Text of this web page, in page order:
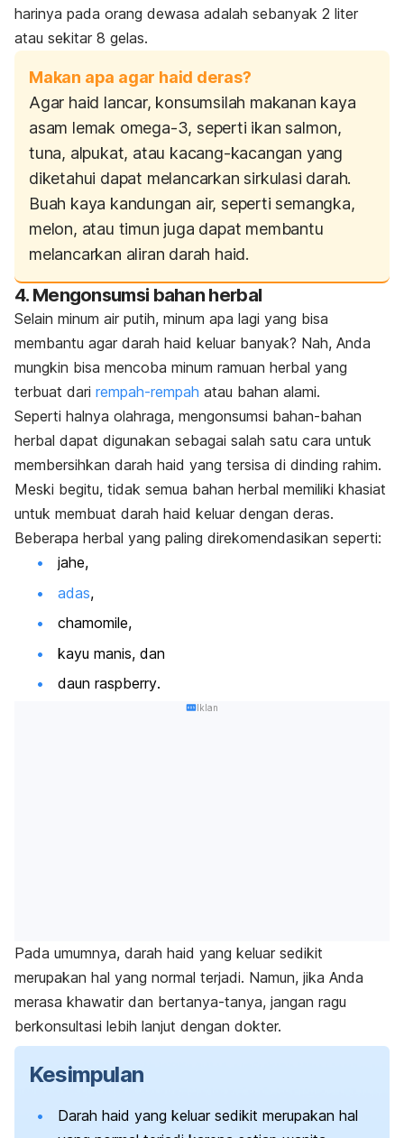
harinya pada orang dewasa adalah sebanyak 2 liter
atau sekitar 8 gelas.
Makan apa agar haid deras?
Agar haid lancar, konsumsilah makanan kaya
asam lemak omega-3, seperti ikan salmon,
tuna, alpukat, atau kacang-kacangan yang
diketahui dapat melancarkan sirkulasi darah.
Buah kaya kandungan air, seperti semangka,
melon, atau timun juga dapat membantu
melancarkan aliran darah haid.
4. Mengonsumsi bahan herbal
Selain minum air putih, minum apa lagi yang bisa
membantu agar darah haid keluar banyak? Nah, Anda
mungkin bisa mencoba minum ramuan herbal yang
terbuat dari rempah-rempah atau bahan alami.
Seperti halnya olahraga, mengonsumsi bahan-bahan
herbal dapat digunakan sebagai salah satu cara untuk
membersihkan darah haid yang tersisa di dinding rahim.
Meski begitu, tidak semua bahan herbal memiliki khasiat
untuk membuat darah haid keluar dengan deras.
Beberapa herbal yang paling direkomendasikan seperti:
jahe,
adas,
chamomile,
kayu manis, dan
daun raspberry.
Iklan
Pada umumnya, darah haid yang keluar sedikit
merupakan hal yang normal terjadi. Namun, jika Anda
merasa khawatir dan bertanya-tanya, jangan ragu
berkonsultasi lebih lanjut dengan dokter.
Kesimpulan
Darah haid yang keluar sedikit merupakan hal